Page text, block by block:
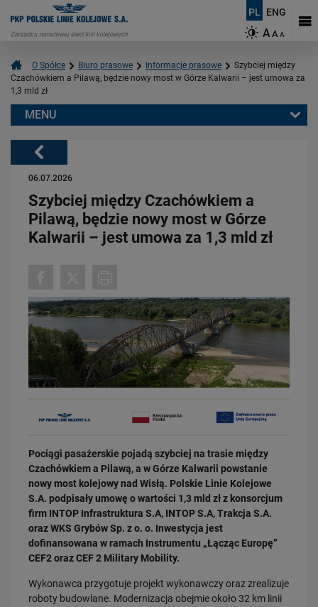
PL ENG
AAA
O Spółce Biuro prasowe Informacje prasowe
Szybciej między
Czachówkiem a Pilawą, będzie nowy most w Górze Kalwarii – jest umowa za
1,3 mld zł
Powrót
06.07.2026
Szybciej między Czachówkiem a
Pilawą, będzie nowy most w Górze
Kalwarii – jest umowa za 1,3 mld zł
Pociągi pasażerskie pojadą szybciej na trasie między
Czachówkiem a Pilawą, a w Górze Kalwarii powstanie
nowy most kolejowy nad Wisłą. Polskie Linie Kolejowe
S.A. podpisały umowę o wartości 1,3 mld zł z konsorcjum
firm INTOP Infrastruktura S.A, INTOP S.A, Trakcja S.A.
oraz WKS Grybów Sp. z o. o. Inwestycja jest
dofinansowana w ramach Instrumentu „Łącząc Europę”
CEF2 oraz CEF 2 Military Mobility.
Wykonawca przygotuje projekt wykonawczy oraz zrealizuje
roboty budowlane. Modernizacja obejmie około 32 km linii
MENU
PRZECZYTAJ
Dzięki KPO kolej zmieniła Limanową
PRZECZYTAJ